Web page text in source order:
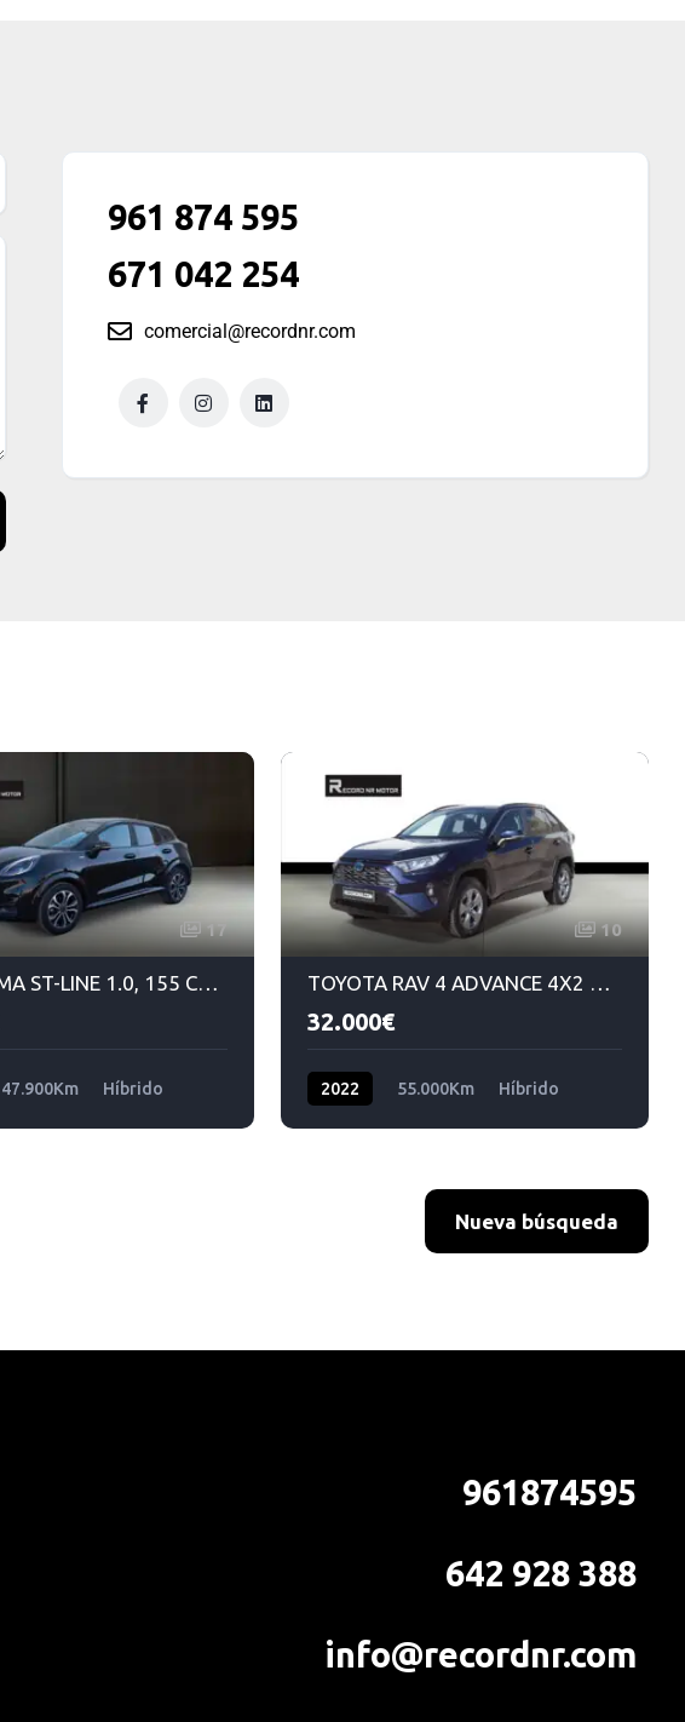
961 874 595
671 042 254
comercial@recordnr.com
17
FORD PUMA ST-LINE 1.0, 155 CV HIBRIDO MANUAL 6VEL
47.900Km Híbrido
10
TOYOTA RAV 4 ADVANCE 4X2 2.5 HYBRIDO 220 CV DSG
32.000€
2022 55.000Km Híbrido
Nueva búsqueda
961874595
642 928 388
info@recordnr.com